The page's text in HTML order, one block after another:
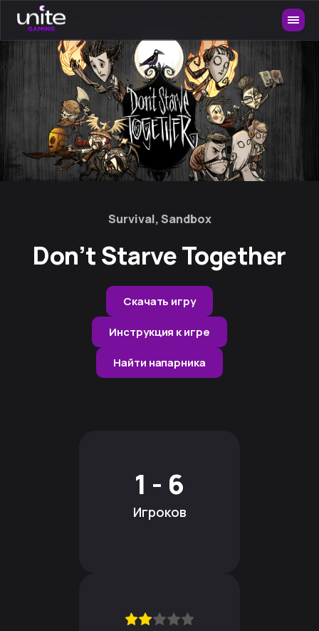
Survival, Sandbox
Don’t Starve Together
Скачать игру
Инструкция к игре
Найти напарника
1 - 6
Игроков